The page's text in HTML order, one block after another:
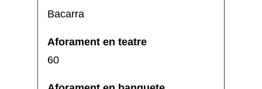
Bacarra
60